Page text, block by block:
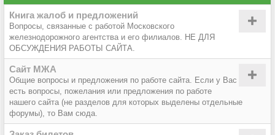
Книга жалоб и предложений
Вопросы, связанные с работой Московского
железнодорожного агентства и его филиалов. НЕ ДЛЯ
ОБСУЖДЕНИЯ РАБОТЫ САЙТА.
Сайт МЖА
Общие вопросы и предложения по работе сайта. Если у Вас
есть вопросы, пожелания или предложения по работе
нашего сайта (не разделов для которых выделены отдельные
форумы), то Вам сюда.